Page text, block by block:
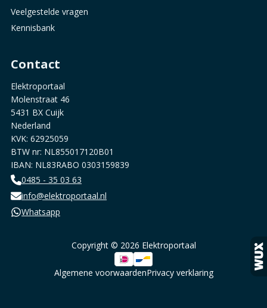
Veelgestelde vragen
Kennisbank
Contact
Elektroportaal
Molenstraat 46
5431 BX Cuijk
Nederland
KVK: 62925059
BTW nr: NL855017120B01
IBAN: NL83RABO 0303159839
0485 - 35 03 63
info@elektroportaal.nl
Whatsapp
Copyright © 2026 Elektroportaal
Algemene voorwaardenPrivacy verklaring